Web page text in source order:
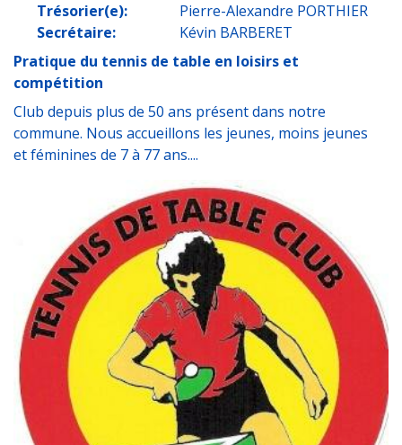
Trésorier(e):
Secrétaire:
Pierre-Alexandre PORTHIER
Kévin BARBERET
Pratique du tennis de table en loisirs et
compétition
Club depuis plus de 50 ans présent dans notre
commune. Nous accueillons les jeunes, moins jeunes
et féminines de 7 à 77 ans....